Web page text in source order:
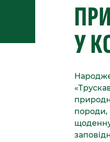
У
породи,
щоденну